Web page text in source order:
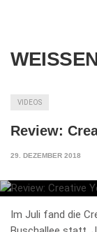
VIDEOS
Review:
29. DEZEMBER 2018
Im Juli fand die